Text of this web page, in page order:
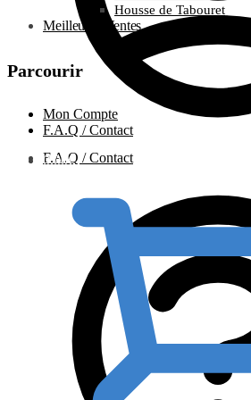
F.A.Q / Contact
Housse de Tabouret
Meilleures Ventes
Parcourir
Mon Compte
F.A.Q / Contact
0.00€